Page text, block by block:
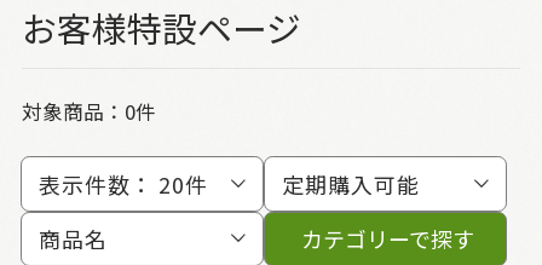
お客様特設ページ
対象商品：0件
表示件数： 20件
定期購入可能
商品名
カテゴリーで探す